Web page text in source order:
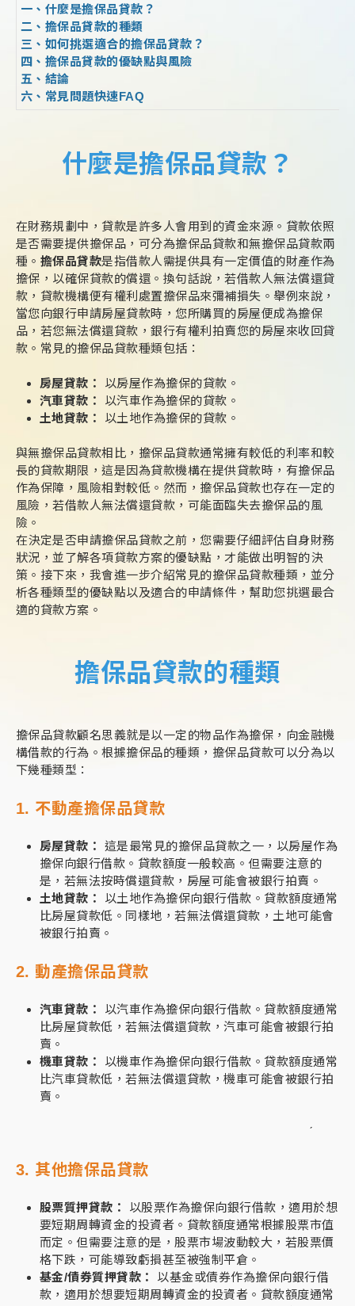
一、什麼是擔保品貸款？
二、擔保品貸款的種類
三、如何挑選適合的擔保品貸款？
四、擔保品貸款的優缺點與風險
五、結論
六、常見問題快速FAQ
什麼是擔保品貸款？
在財務規劃中，貸款是許多人會用到的資金來源。貸款依照
是否需要提供擔保品，可分為擔保品貸款和無擔保品貸款兩
種。 擔保品貸款是指借款人需提供具有一定價值的財產作為
擔保，以確保貸款的償還。換句話說，若借款人無法償還貸
款，貸款機構便有權利處置擔保品來彌補損失。舉例來說，
當您向銀行申請房屋貸款時，您所購買的房屋便成為擔保
品，若您無法償還貸款，銀行有權利拍賣您的房屋來收回貸
款。常見的擔保品貸款種類包括：
房屋貸款：
以房屋作為擔保的貸款。
汽車貸款：
以汽車作為擔保的貸款。
土地貸款：
以土地作為擔保的貸款。
與無擔保品貸款相比，擔保品貸款通常擁有較低的利率和較
長的貸款期限，這是因為貸款機構在提供貸款時，有擔保品
作為保障，風險相對較低。然而，擔保品貸款也存在一定的
風險，若借款人無法償還貸款，可能面臨失去擔保品的風
險。
在決定是否申請擔保品貸款之前，您需要仔細評估自身財務
狀況，並了解各項貸款方案的優缺點，才能做出明智的決
策。接下來，我會進一步介紹常見的擔保品貸款種類，並分
析各種類型的優缺點以及適合的申請條件，幫助您挑選最合
適的貸款方案。
擔保品貸款的種類
擔保品貸款顧名思義就是以一定的物品作為擔保，向金融機
構借款的行為。根據擔保品的種類，擔保品貸款可以分為以
下幾種類型：
1. 不動產擔保品貸款
房屋貸款：
這是最常見的擔保品貸款之一，以房屋作為
擔保向銀行借款。貸款額度一般較高。但需要注意的
是，若無法按時償還貸款，房屋可能會被銀行拍賣。
土地貸款：
以土地作為擔保向銀行借款。貸款額度通常
比房屋貸款低。同樣地，若無法償還貸款，土地可能會
被銀行拍賣。
2. 動產擔保品貸款
汽車貸款：
以汽車作為擔保向銀行借款。貸款額度通常
比房屋貸款低，若無法償還貸款，汽車可能會被銀行拍
賣。
機車貸款：
以機車作為擔保向銀行借款。貸款額度通常
比汽車貸款低，若無法償還貸款，機車可能會被銀行拍
賣。
ˊ
3. 其他擔保品貸款
股票質押貸款：
以股票作為擔保向銀行借款，適用於想
要短期周轉資金的投資者。貸款額度通常根據股票市值
而定。但需要注意的是，股票市場波動較大，若股票價
格下跌，可能導致虧損甚至被強制平倉。
基金/債券質押貸款：
以基金或債券作為擔保向銀行借
款，適用於想要短期周轉資金的投資者。貸款額度通常